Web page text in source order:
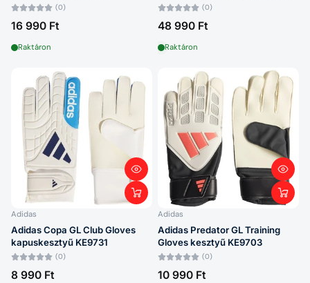
(0)
16 990 Ft
Raktáron
(0)
48 990 Ft
Raktáron
Adidas
Adidas Copa GL Club Gloves
kapuskesztyű KE9731
(0)
8 990 Ft
Adidas
Adidas Predator GL Training
Gloves kesztyű KE9703
(0)
10 990 Ft